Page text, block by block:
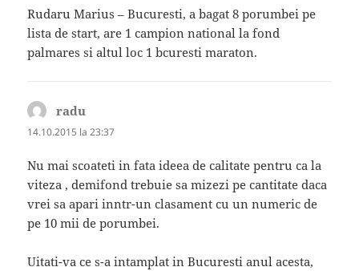
Rudaru Marius – Bucuresti, a bagat 8 porumbei pe
lista de start, are 1 campion national la fond
palmares si altul loc 1 bcuresti maraton.
radu
14.10.2015 la 23:37
Nu mai scoateti in fata ideea de calitate pentru ca la
viteza , demifond trebuie sa mizezi pe cantitate daca
vrei sa apari inntr-un clasament cu un numeric de
pe 10 mii de porumbei.
Uitati-va ce s-a intamplat in Bucuresti anul acesta,